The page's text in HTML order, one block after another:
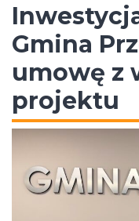
Gmina
umowę z
projektu